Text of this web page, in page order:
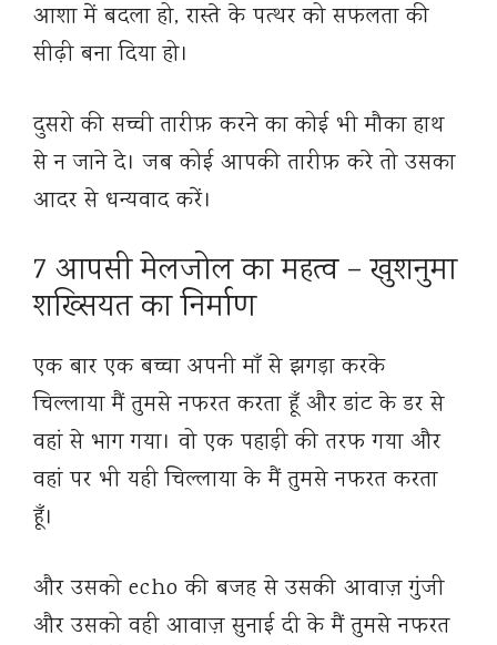
आशा में बदला हो, रास्ते के पत्थर को सफलता की
सीढ़ी बना दिया हो।
दुसरो की सच्ची तारीफ़ करने का कोई भी मौका हाथ
से न जाने दे। जब कोई आपकी तारीफ़ करे तो उसका
आदर से धन्यवाद करें।
7 आपसी मेलजोल का महत्व – खुशनुमा
शख्सियत का निर्माण
एक बार एक बच्चा अपनी माँ से झगड़ा करके
चिल्लाया मैं तुमसे नफरत करता हूँ और डांट के डर से
वहां से भाग गया। वो एक पहाड़ी की तरफ गया और
वहां पर भी यही चिल्लाया के मैं तुमसे नफरत करता
हूँ।
और उसको echo की बजह से उसकी आवाज़ गुंजी
और उसको वही आवाज़ सुनाई दी के मैं तुमसे नफरत